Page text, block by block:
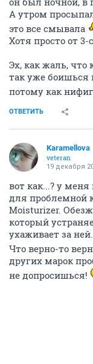
А утром
это все смывала
Хотя просто от
Эх, как жаль,
так уже боишься
потому как
ОТВЕТИТЬ
Karamellova
veteran
19 декабря
вот как...? у
для проблемной
Moisturizer.
который
ухаживает за ней.
Что верно-то
других марок
не допросишься!